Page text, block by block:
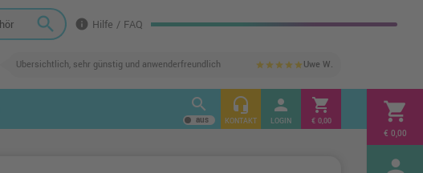
search info Hilfe / FAQ
Übersichtlich, sehr günstig und anwenderfreundlich star star star star star Uwe W.
shopping_cart
€ 0,00
person
search headset_mic
KONTAKT
person
LOGIN
shopping_cart
€ 0,00